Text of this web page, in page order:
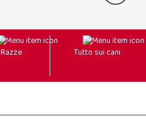
Razze Tutto sui cani